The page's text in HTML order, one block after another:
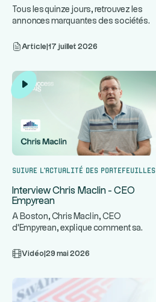
Tous les quinze jours, retrouvez les
annonces marquantes des sociétés
Article 17 juillet 2026
Suivre l’actualité des portefeuilles
Interview Chris Maclin - CEO
Empyrean
A Boston, Chris Maclin, CEO
d'Empyrean, explique comment sa
ban...
Vidéo 29 mai 2026